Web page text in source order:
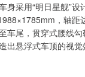
身采用“明日星舰”
，轴
车尾，贯穿式腰线
出悬浮式车顶的视